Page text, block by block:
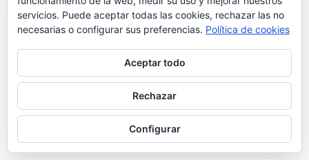
jóvenes comunistas de El Puerto tras el golpe militar de 1936
(y II) #6.644
Los últimos coletazos de una enseñanza
basada en el miedo #6.651
José Antonio Cots RojasenLos últimos coletazos de una
enseñanza basada en el miedo #6.651
servicios. Puede aceptar todas las cookies, rechazar las no
necesarias o configurar sus preferencias. Política de cookies
Aceptar todo
Rechazar
Configurar